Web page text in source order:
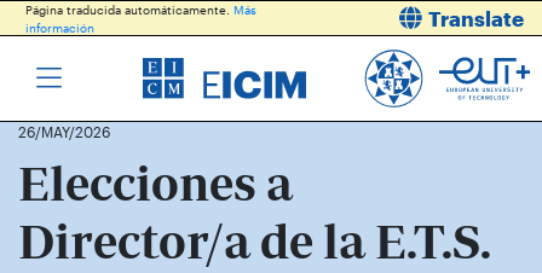
Página traducida automáticamente. Más
información
Translate
26/MAY/2026
Elecciones a
Director/a de la E.T.S.